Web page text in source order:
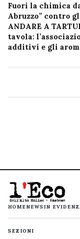
Fuori la chimica
Abruzzo” contro
ANDARE A
tavola:
additivi e gli
HOMENEWS IN
SEZIONI